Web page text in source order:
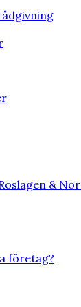
&
företag?